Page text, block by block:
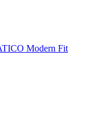
Modern Fit